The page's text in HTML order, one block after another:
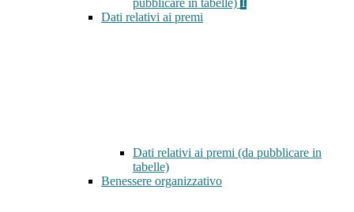
pubblicare in tabelle)
Dati relativi ai premi
Dati relativi ai premi (da pubblicare in
tabelle)
Benessere organizzativo